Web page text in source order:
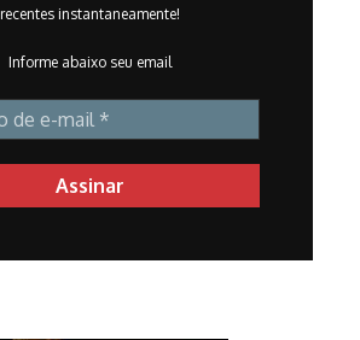
recentes instantaneamente!
Informe abaixo seu email